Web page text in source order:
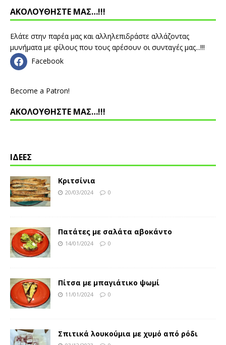
ΑΚΟΛΟΥΘΗΣΤΕ ΜΑΣ…!!!
Ελάτε στην παρέα μας και αλληλεπιδράστε αλλάζοντας
μυνήματα με φίλους που τους αρέσουν οι συνταγές μας...!!!
Facebook
Become a Patron!
ΑΚΟΛΟΥΘΗΣΤΕ ΜΑΣ…!!!
ΙΔΕΕΣ
Κριτσίνια
20/03/2024 0
Πατάτες με σαλάτα αβοκάντο
14/01/2024 0
Πίτσα με μπαγιάτικο ψωμί
11/01/2024 0
Σπιτικά λουκούμια με χυμό από ρόδι